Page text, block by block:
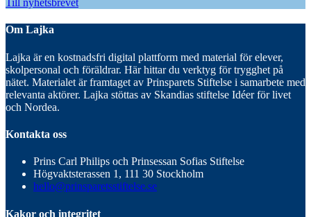
Till nyhetsbrevet
Om Lajka
Lajka är en kostnadsfri digital plattform med material för elever,
skolpersonal och föräldrar. Här hittar du verktyg för trygghet på
nätet. Materialet är framtaget av Prinsparets Stiftelse i samarbete med
relevanta aktörer. Lajka stöttas av Skandias stiftelse Idéer för livet
och Nordea.
Kontakta oss
Prins Carl Philips och Prinsessan Sofias Stiftelse
Högvaktsterassen 1, 111 30 Stockholm
hello@prinsparetsstiftelse.se
Kakor och integritet